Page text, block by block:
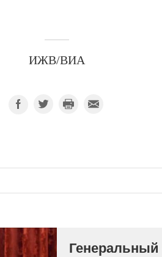
ИЖВ/ВИА